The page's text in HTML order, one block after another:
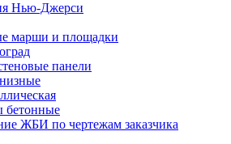
Нью-Джерси
марши и площадки
панели
бетонные
ЖБИ по чертежам заказчика